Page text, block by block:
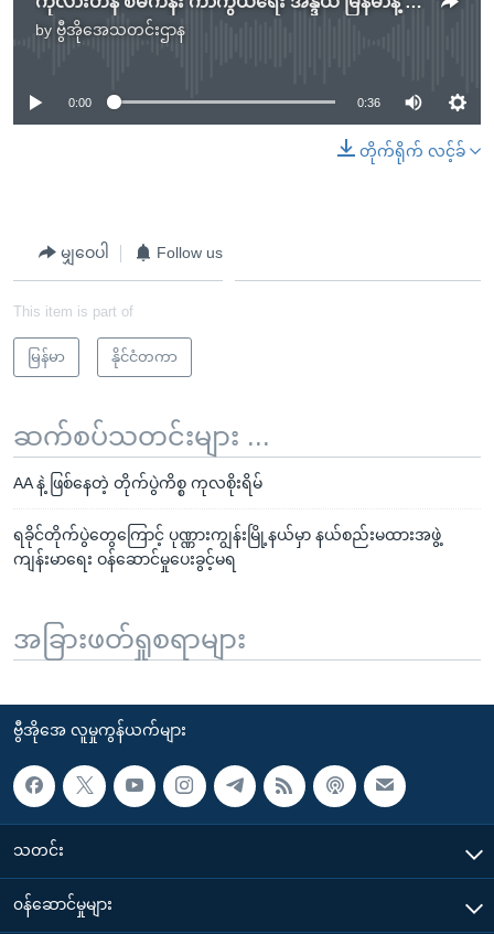
by ဗွီအိုအေသတင်းဌာန
No media source currently available
0:00 0:36
တိုက်ရိုက် လင့်ခ်
မျှဝေပါ Follow us
This item is part of
မြန်မာ နိုင်ငံတကာ
ဆက်စပ်သတင်းများ ...
AA နဲ့ ဖြစ်နေတဲ့ တိုက်ပွဲကိစ္စ ကုလစိုးရိမ်
ရခိုင်တိုက်ပွဲတွေကြောင့် ပုဏ္ဏားကျွန်းမြို့နယ်မှာ နယ်စည်းမထားအဖွဲ့
ကျန်းမာရေး ဝန်ဆောင်မှုပေးခွင့်မရ
အခြားဖတ်ရှုစရာများ
ဗွီအိုအေ လူမှုကွန်ယက်များ
သတင်း
၀န်ဆောင်မှုများ